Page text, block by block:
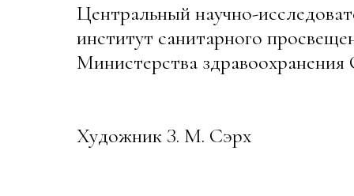
Центральный научно-
институт санитарного
Министерства
Художник З. М. Сэрх